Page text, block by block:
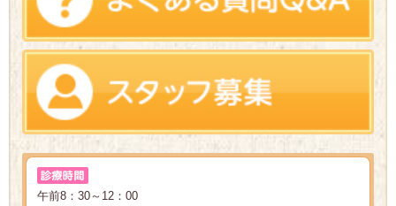
午前8：30～12：00